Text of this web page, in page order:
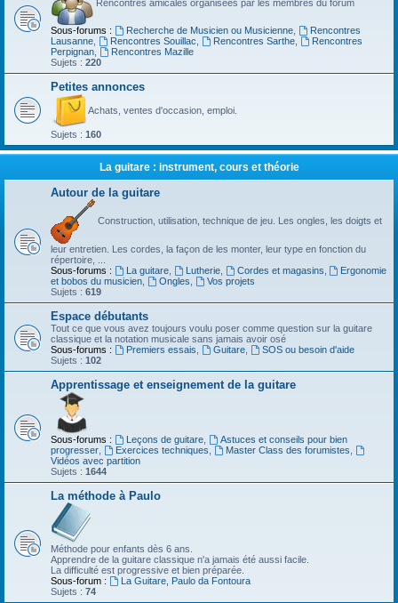
Rencontres amicales organisées par les membres du forum
Sous-forums : Recherche de Musicien ou Musicienne,
Rencontres
Lausanne
Rencontres Souillac Rencontres Sarthe,
Rencontres
Perpignan
Rencontres Mazille
Sujets : 220
Petites annonces
Achats, ventes d'occasion, emploi.
Sujets : 160
La guitare : instrument, cours et théorie
Autour de la guitare
Construction, utilisation, technique de jeu. Les ongles, les doigts et
leur entretien. Les cordes, la façon de les monter, leur type en fonction du
répertoire, ...
Sous-forums :
La guitare, Lutherie, Cordes et magasins
Ergonomie
et bobos du musicien
Ongles
Vos projets
Sujets : 619
Espace débutants
Tout ce que vous avez toujours voulu poser comme question sur la guitare
classique et la notation musicale sans jamais avoir osé
Sous-forums :
Premiers essais Guitare,
SOS ou besoin d'aide
Sujets : 102
Apprentissage et enseignement de la guitare
Sous-forums : Leçons de guitare,
Astuces et conseils pour bien
progresser
Exercices techniques Master Class des forumistes
Vidéos avec partition
Sujets : 1644
La méthode à Paulo
Méthode pour enfants dès 6 ans.
Apprendre de la guitare classique n'a jamais été aussi facile.
La difficulté est progressive et bien préparée.
Sous-forum :
La Guitare, Paulo da Fontoura
Sujets : 74